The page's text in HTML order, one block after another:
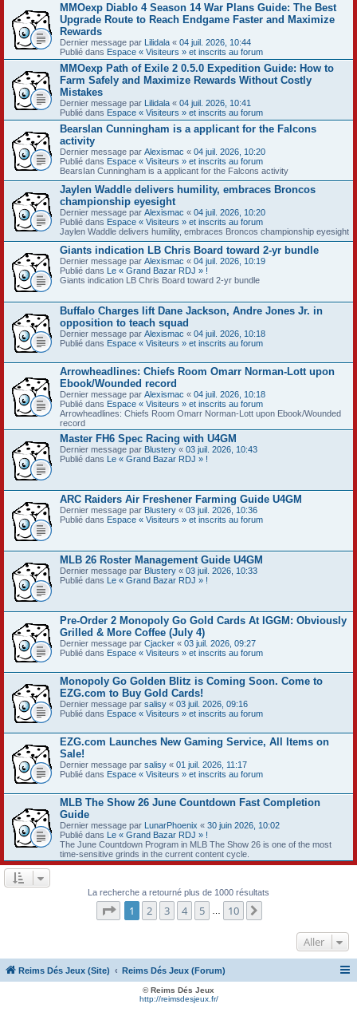
MMOexp Diablo 4 Season 14 War Plans Guide: The Best
Upgrade Route to Reach Endgame Faster and Maximize
Rewards
Dernier message par Lilidala « 04 juil. 2026, 10:44
Publié dans Espace « Visiteurs » et inscrits au forum
MMOexp Path of Exile 2 0.5.0 Expedition Guide: How to
Farm Safely and Maximize Rewards Without Costly
Mistakes
Dernier message par Lilidala « 04 juil. 2026, 10:41
Publié dans Espace « Visiteurs » et inscrits au forum
BearsIan Cunningham is a applicant for the Falcons
activity
Dernier message par Alexismac « 04 juil. 2026, 10:20
Publié dans Espace « Visiteurs » et inscrits au forum
BearsIan Cunningham is a applicant for the Falcons activity
Jaylen Waddle delivers humility, embraces Broncos
championship eyesight
Dernier message par Alexismac « 04 juil. 2026, 10:20
Publié dans Espace « Visiteurs » et inscrits au forum
Jaylen Waddle delivers humility, embraces Broncos championship eyesight
Giants indication LB Chris Board toward 2-yr bundle
Dernier message par Alexismac « 04 juil. 2026, 10:19
Publié dans Le « Grand Bazar RDJ » !
Giants indication LB Chris Board toward 2-yr bundle
Buffalo Charges lift Dane Jackson, Andre Jones Jr. in
opposition to teach squad
Dernier message par Alexismac « 04 juil. 2026, 10:18
Publié dans Espace « Visiteurs » et inscrits au forum
Arrowheadlines: Chiefs Room Omarr Norman-Lott upon
Ebook/Wounded record
Dernier message par Alexismac « 04 juil. 2026, 10:18
Publié dans Espace « Visiteurs » et inscrits au forum
Arrowheadlines: Chiefs Room Omarr Norman-Lott upon Ebook/Wounded
record
Master FH6 Spec Racing with U4GM
Dernier message par Blustery « 03 juil. 2026, 10:43
Publié dans Le « Grand Bazar RDJ » !
ARC Raiders Air Freshener Farming Guide U4GM
Dernier message par Blustery « 03 juil. 2026, 10:36
Publié dans Espace « Visiteurs » et inscrits au forum
MLB 26 Roster Management Guide U4GM
Dernier message par Blustery « 03 juil. 2026, 10:33
Publié dans Le « Grand Bazar RDJ » !
Pre-Order 2 Monopoly Go Gold Cards At IGGM: Obviously
Grilled & More Coffee (July 4)
Dernier message par Cjacker « 03 juil. 2026, 09:27
Publié dans Espace « Visiteurs » et inscrits au forum
Monopoly Go Golden Blitz is Coming Soon. Come to
EZG.com to Buy Gold Cards!
Dernier message par salisy « 03 juil. 2026, 09:16
Publié dans Espace « Visiteurs » et inscrits au forum
EZG.com Launches New Gaming Service, All Items on
Sale!
Dernier message par salisy « 01 juil. 2026, 11:17
Publié dans Espace « Visiteurs » et inscrits au forum
MLB The Show 26 June Countdown Fast Completion
Guide
Dernier message par LunarPhoenix « 30 juin 2026, 10:02
Publié dans Le « Grand Bazar RDJ » !
The June Countdown Program in MLB The Show 26 is one of the most
time-sensitive grinds in the current content cycle.
La recherche a retourné plus de 1000 résultats
Page sur10
1 2 3 4 5 10
Aller
Reims Dés Jeux (Site) Reims Dés Jeux (Forum)
© Reims Dés Jeux
http://reimsdesjeux.fr/